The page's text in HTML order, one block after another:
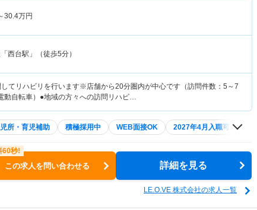
30.4万円
西台駅」（徒歩5分）
てリハビリを行います※店舗から20分圏内が中心です（訪問件数：5～7
動自転車）●地域の方々への訪問リハビ…
所・育児補助 積極採用中 WEB面接OK 2027年4月入職可
この求人を問い合わせる 詳細を見る
LE.O.VE 株式会社の求人一覧